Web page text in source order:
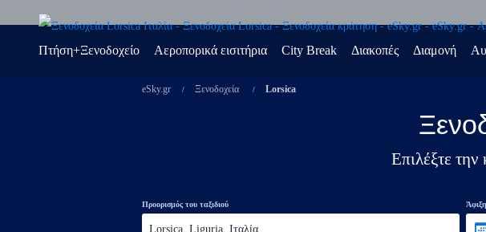
Πτήση+Ξενοδοχείο Αεροπορικά εισιτήρια City Break Διακοπές Διαμονή
eSky.gr Ξενοδοχεία Lorsica
Επιλέξτε
Προορισμός του ταξιδιού Άφιξη